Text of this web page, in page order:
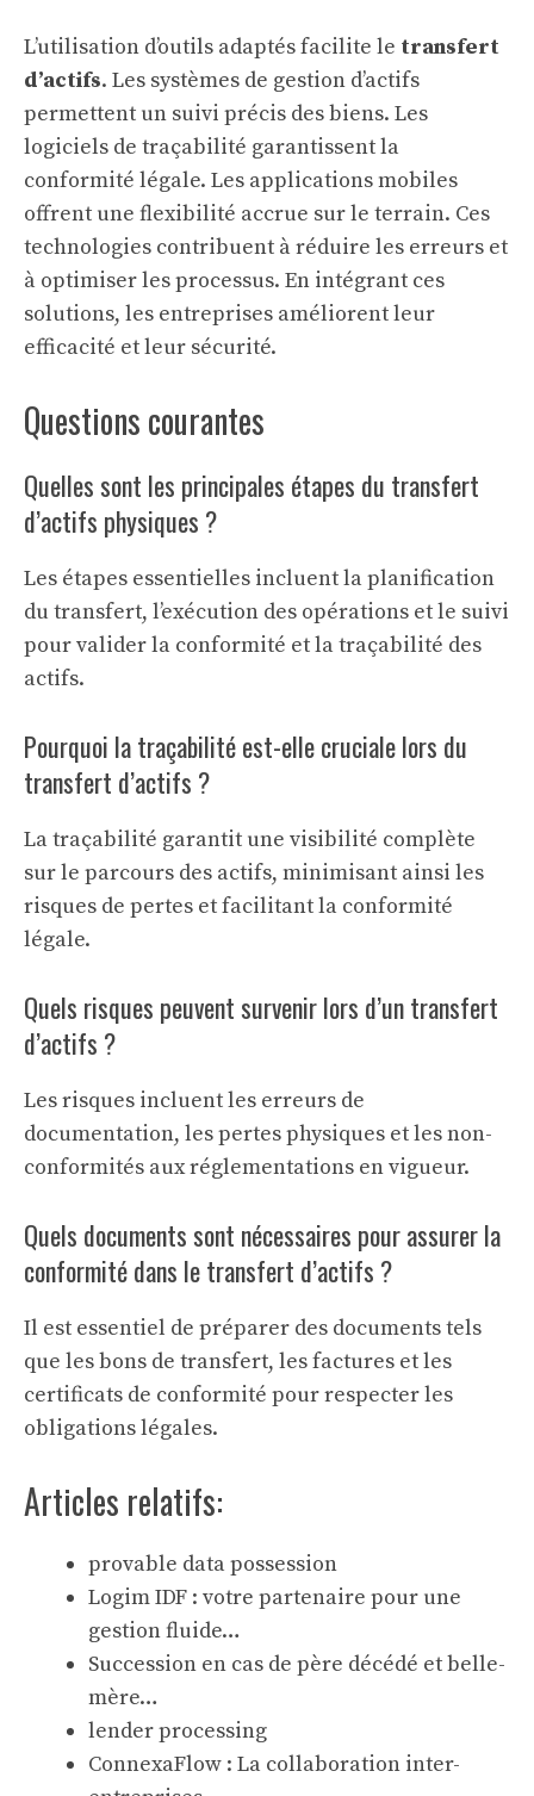
L’utilisation d’outils adaptés facilite le transfert
d’actifs. Les systèmes de gestion d’actifs
permettent un suivi précis des biens. Les
logiciels de traçabilité garantissent la
conformité légale. Les applications mobiles
offrent une flexibilité accrue sur le terrain. Ces
technologies contribuent à réduire les erreurs et
à optimiser les processus. En intégrant ces
solutions, les entreprises améliorent leur
efficacité et leur sécurité.
Questions courantes
Quelles sont les principales étapes du transfert
d’actifs physiques ?
Les étapes essentielles incluent la planification
du transfert, l’exécution des opérations et le suivi
pour valider la conformité et la traçabilité des
actifs.
Pourquoi la traçabilité est-elle cruciale lors du
transfert d’actifs ?
La traçabilité garantit une visibilité complète
sur le parcours des actifs, minimisant ainsi les
risques de pertes et facilitant la conformité
légale.
Quels risques peuvent survenir lors d’un transfert
d’actifs ?
Les risques incluent les erreurs de
documentation, les pertes physiques et les non-
conformités aux réglementations en vigueur.
Quels documents sont nécessaires pour assurer la
conformité dans le transfert d’actifs ?
Il est essentiel de préparer des documents tels
que les bons de transfert, les factures et les
certificats de conformité pour respecter les
obligations légales.
Articles relatifs:
provable data possession
Logim IDF : votre partenaire pour une
gestion fluide…
Succession en cas de père décédé et belle-
mère…
lender processing
ConnexaFlow : La collaboration inter-